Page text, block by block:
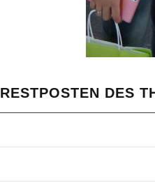
RESTPOSTEN DES